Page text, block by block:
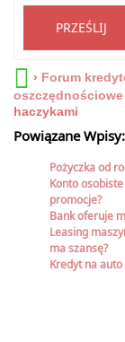
PRZEŚLIJ
› Forum
oszczędnościowe
haczykami
Powiązane Wpisy:
Pożyczka od
Konto
promocje?
Bank oferuje
Leasing
ma szansę?
Kredyt na